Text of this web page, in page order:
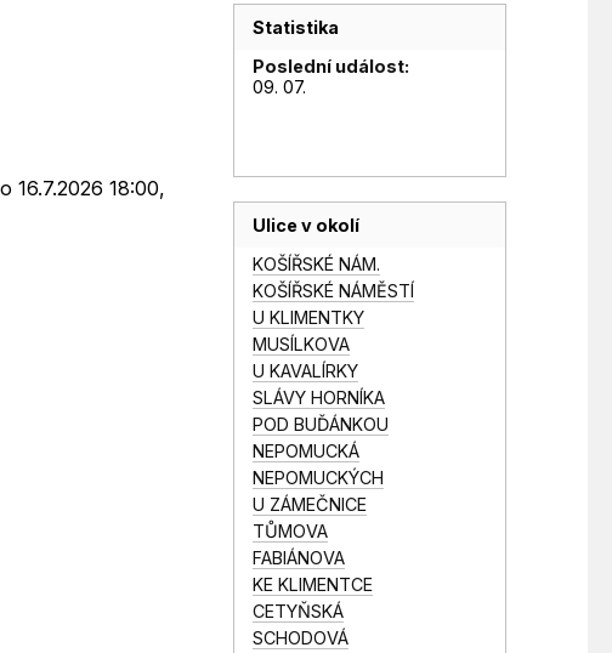
16.7.2026 18:00,
Statistika
Poslední událost:
09. 07.
Ulice v okolí
KOŠÍŘSKÉ NÁM.
KOŠÍŘSKÉ NÁMĚSTÍ
U KLIMENTKY
MUSÍLKOVA
U KAVALÍRKY
SLÁVY HORNÍKA
POD BUĎÁNKOU
NEPOMUCKÁ
NEPOMUCKÝCH
U ZÁMEČNICE
TŮMOVA
FABIÁNOVA
KE KLIMENTCE
CETYŇSKÁ
SCHODOVÁ